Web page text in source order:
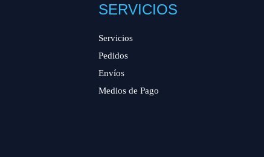
SERVICIOS
Servicios
Pedidos
Envíos
Medios de Pago